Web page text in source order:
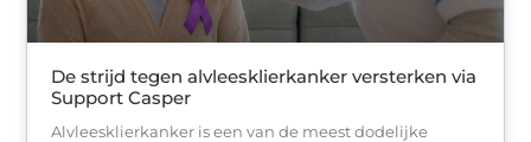
De strijd tegen alvleesklierkanker versterken via
Support Casper
Alvleesklierkanker is een van de meest dodelijke